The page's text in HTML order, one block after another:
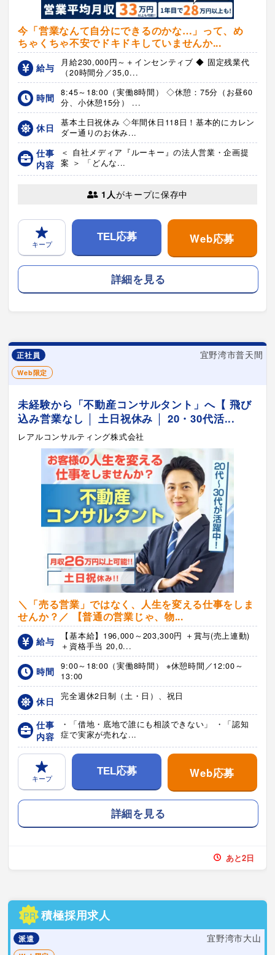
今「営業なんて自分にできるのかな…」って、め
ちゃくちゃ不安でドキドキしていませんか...
給与
月給230,000円～＋インセンティブ ◆ 固定残業代
（20時間分／35,0...
時間
8:45～18:00（実働8時間） ◇休憩：75分（お昼60
分、小休憩15分） ...
休日
基本土日祝休み ◇年間休日118日！基本的にカレン
ダー通りのお休み...
仕事
内容
＜ 自社メディア『ルーキー』の法人営業・企画提
案 ＞ 「どんな...
1人がキープに保存中
キープ
TEL応募 Web応募
詳細を見る
正社員 宜野湾市普天間
Web限定
未経験から「不動産コンサルタント」へ【 飛び
込み営業なし │ 土日祝休み │ 20・30代活...
レアルコンサルティング株式会社
＼「売る営業」ではなく、人生を変える仕事をしま
せんか？／ 【普通の営業じゃ、物...
給与
【基本給】196,000～203,300円 ＋賞与(売上連動)
＋資格手当 20,0...
時間
9:00～18:00（実働8時間） ※休憩時間／12:00～
13:00
休日 完全週休2日制（土・日）、祝日
仕事
内容
・「借地・底地で誰にも相談できない」 ・「認知
症で実家が売れな...
キープ
TEL応募 Web応募
詳細を見る
あと2日
PR 積極採用求人
派遣 宜野湾市大山